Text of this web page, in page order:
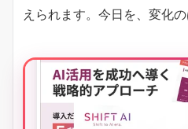
えられます。今日を、変化